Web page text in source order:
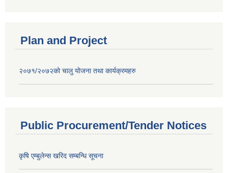
Plan and Project
२०७१/२०७२को चालु योजना तथा कार्यक्रमहरु
Public Procurement/Tender Notices
कृषि एम्बुलेन्स खरिद सम्बन्धि सूचना